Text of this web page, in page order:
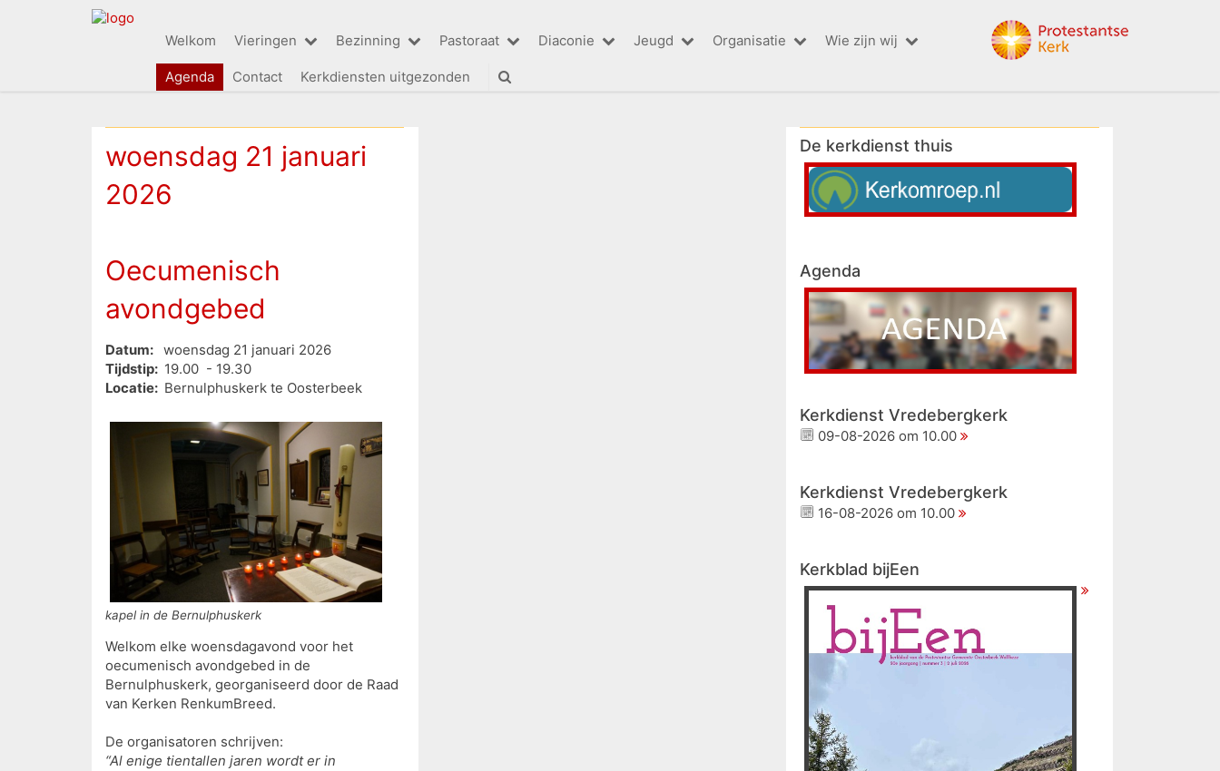
Welkom Vieringen Bezinning Pastoraat Diaconie Jeugd Organisatie Wie zijn wij
Agenda Contact Kerkdiensten uitgezonden
woensdag 21 januari
2026
Oecumenisch
avondgebed
Datum:
woensdag 21 januari 2026
Tijdstip: 19.00 - 19.30
Locatie: Bernulphuskerk te Oosterbeek
kapel in de Bernulphuskerk
Welkom elke woensdagavond voor het
oecumenisch avondgebed in de
Bernulphuskerk, georganiseerd door de Raad
van Kerken RenkumBreed.
De organisatoren schrijven:
“Al enige tientallen jaren wordt er in
De kerkdienst thuis
Agenda
Kerkdienst Vredebergkerk
09-08-2026 om 10.00
Kerkdienst Vredebergkerk
16-08-2026 om 10.00
Kerkblad bijEen